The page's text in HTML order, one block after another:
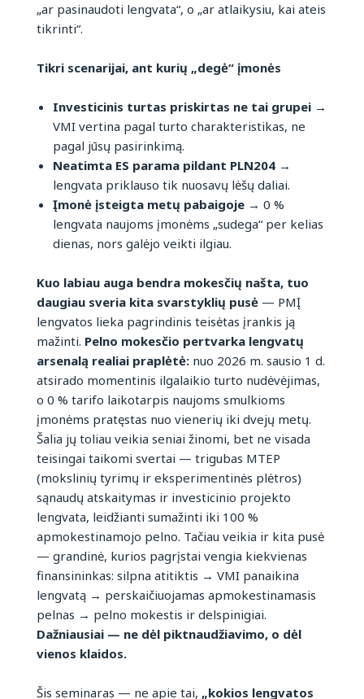
„ar pasinaudoti lengvata“, o „ar atlaikysiu, kai ateis
tikrinti“.
Tikri scenarijai, ant kurių „degė“ įmonės
Investicinis turtas priskirtas ne tai grupei→
VMI vertina pagal turto charakteristikas, ne
pagal jūsų pasirinkimą.
Neatimta ES parama pildant PLN204→
lengvata priklauso tik nuosavų lėšų daliai.
Įmonė įsteigta metų pabaigoje→ 0 %
lengvata naujoms įmonėms „sudega“ per kelias
dienas, nors galėjo veikti ilgiau.
Kuo labiau auga bendra mokesčių našta, tuo
daugiau sveria kita svarstyklių pusė — PMĮ
lengvatos lieka pagrindinis teisėtas įrankis ją
mažinti. Pelno mokesčio pertvarka lengvatų
arsenalą realiai praplėtė: nuo 2026 m. sausio 1 d.
atsirado momentinis ilgalaikio turto nudėvėjimas,
o 0 % tarifo laikotarpis naujoms smulkioms
įmonėms pratęstas nuo vienerių iki dvejų metų.
Šalia jų toliau veikia seniai žinomi, bet ne visada
teisingai taikomi svertai — trigubas MTEP
(mokslinių tyrimų ir eksperimentinės plėtros)
sąnaudų atskaitymas ir investicinio projekto
lengvata, leidžianti sumažinti iki 100 %
apmokestinamojo pelno. Tačiau veikia ir kita pusė
— grandinė, kurios pagrįstai vengia kiekvienas
finansininkas: silpna atitiktis → VMI panaikina
lengvatą → perskaičiuojamas apmokestinamasis
pelnas → pelno mokestis ir delspinigiai.
Dažniausiai — ne dėl piktnaudžiavimo, o dėl
vienos klaidos.
Šis seminaras — ne apie tai, „kokios lengvatos